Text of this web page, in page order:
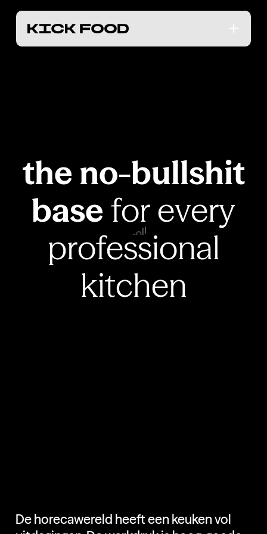
the no-bullshit
base forevery
professional
kitchen
Scro
De horecawereld heeft een keuken vol